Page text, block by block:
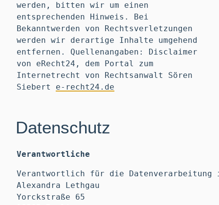
werden, bitten wir um einen
entsprechenden Hinweis. Bei
Bekanntwerden von Rechtsverletzungen
werden wir derartige Inhalte umgehend
entfernen. Quellenangaben: Disclaimer
von eRecht24, dem Portal zum
Internetrecht von Rechtsanwalt Sören
Siebert e-recht24.de
Datenschutz
Verantwortliche
Verantwortlich für die
Alexandra Lethgau
Yorckstraße 65